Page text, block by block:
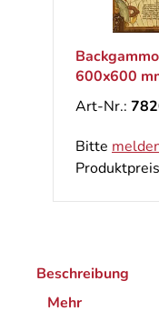
600x600
Art-Nr.:
Bitte
Beschreibung
Mehr